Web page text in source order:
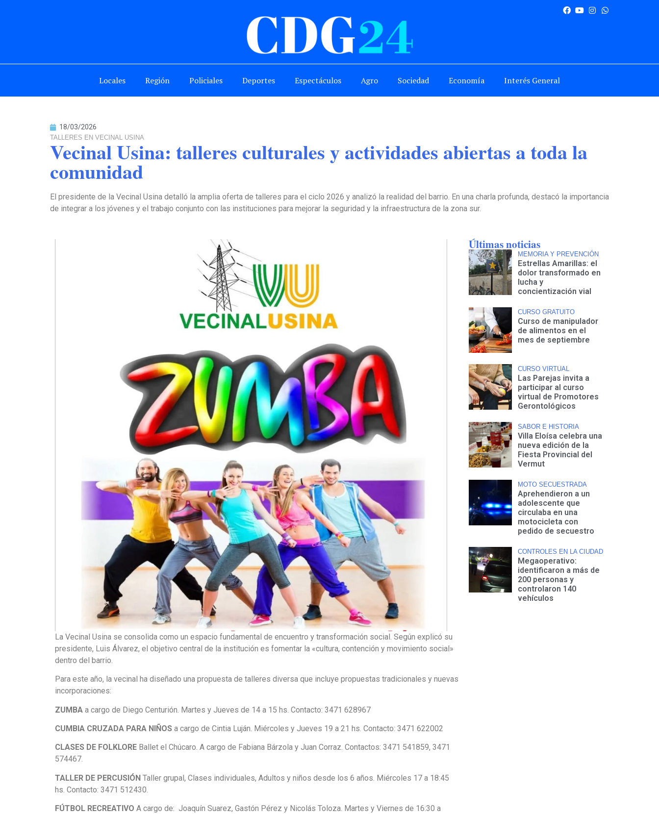
Locales Región Policiales Deportes Espectáculos Agro Sociedad Economía Interés General
18/03/2026
TALLERES EN VECINAL USINA
Vecinal Usina: talleres culturales y actividades abiertas a toda la
comunidad
El presidente de la Vecinal Usina detalló la amplia oferta de talleres para el ciclo 2026 y analizó la realidad del barrio. En una charla profunda, destacó la importancia
de integrar a los jóvenes y el trabajo conjunto con las instituciones para mejorar la seguridad y la infraestructura de la zona sur.
La Vecinal Usina se consolida como un espacio fundamental de encuentro y transformación social. Según explicó su
presidente, Luis Álvarez, el objetivo central de la institución es fomentar la «cultura, contención y movimiento social»
dentro del barrio.
Para este año, la vecinal ha diseñado una propuesta de talleres diversa que incluye propuestas tradicionales y nuevas
incorporaciones:
ZUMBA a cargo de Diego Centurión. Martes y Jueves de 14 a 15 hs. Contacto: 3471 628967
CUMBIA CRUZADA PARA NIÑOS a cargo de Cintia Luján. Miércoles y Jueves 19 a 21 hs. Contacto: 3471 622002
CLASES DE FOLKLORE Ballet el Chúcaro. A cargo de Fabiana Bárzola y Juan Corraz. Contactos: 3471 541859, 3471
574467.
TALLER DE PERCUSIÓN Taller grupal, Clases individuales, Adultos y niños desde los 6 años. Miércoles 17 a 18:45
hs. Contacto: 3471 512430.
FÚTBOL RECREATIVO A cargo de: Joaquín Suarez, Gastón Pérez y Nicolás Toloza. Martes y Viernes de 16:30 a
Últimas noticias
MEMORIA Y PREVENCIÓN
Estrellas Amarillas: el
dolor transformado en
lucha y
concientización vial
CURSO GRATUITO
Curso de manipulador
de alimentos en el
mes de septiembre
CURSO VIRTUAL
Las Parejas invita a
participar al curso
virtual de Promotores
Gerontológicos
SABOR E HISTORIA
Villa Eloísa celebra una
nueva edición de la
Fiesta Provincial del
Vermut
MOTO SECUESTRADA
Aprehendieron a un
adolescente que
circulaba en una
motocicleta con
pedido de secuestro
CONTROLES EN LA CIUDAD
Megaoperativo:
identificaron a más de
200 personas y
controlaron 140
vehículos